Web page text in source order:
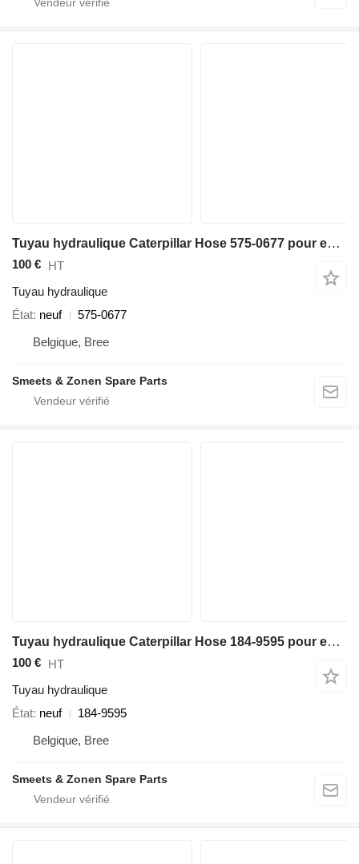
Tuyau hydraulique Caterpillar Hose 575-0677 pour excavateur
100 € HT
Tuyau hydraulique
État neuf
575-0677
Belgique, Bree
Smeets & Zonen Spare Parts
Tuyau hydraulique Caterpillar Hose 184-9595 pour excavateur
100 € HT
Tuyau hydraulique
État neuf
184-9595
Belgique, Bree
Smeets & Zonen Spare Parts